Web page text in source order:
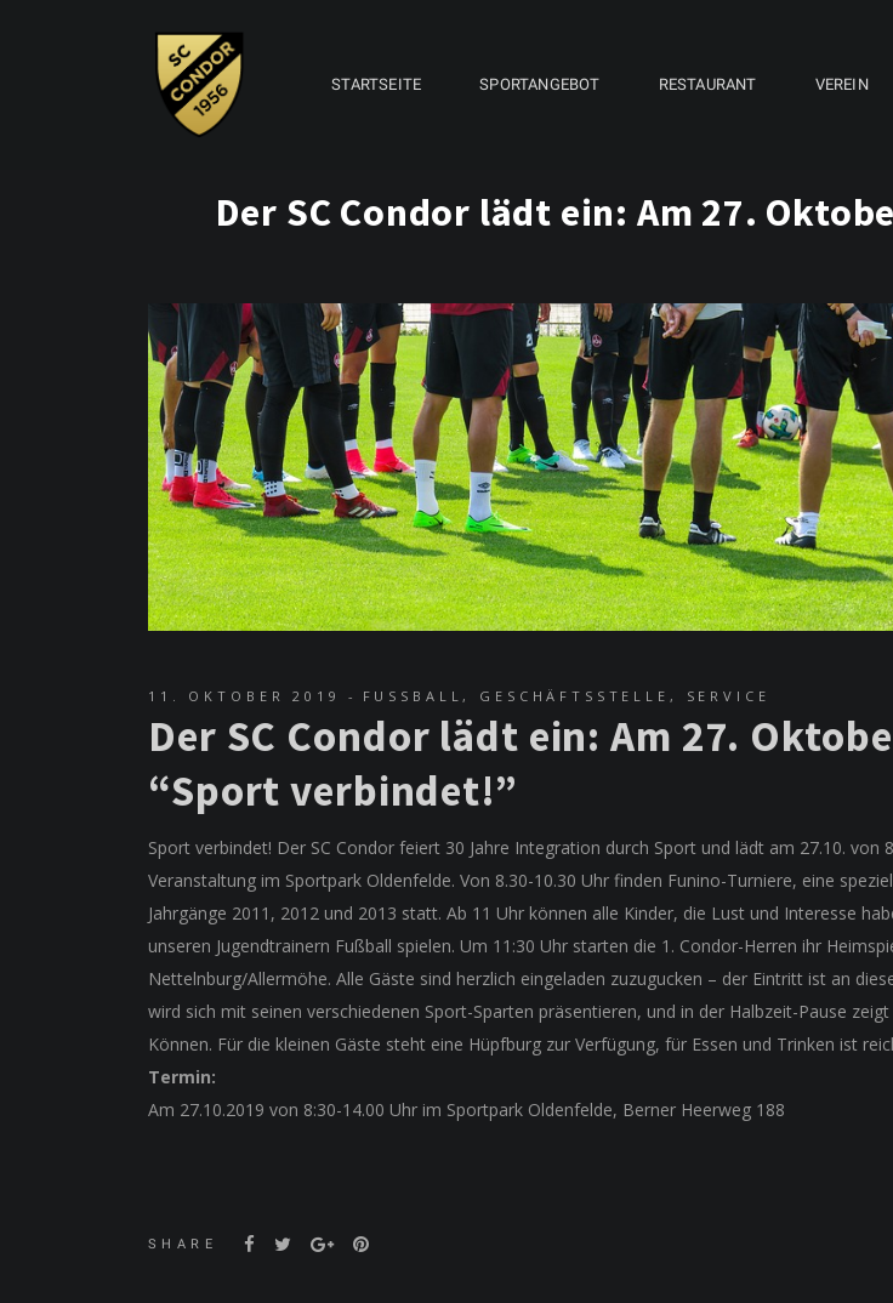
STARTSEITE SPORTANGEBOT RESTAURANT VEREIN
Der SC Condor lädt ein: Am 27.
11. OKTOBER 2019 FUSSBALL , GESCHÄFTSSTELLE , SERVICE
Der SC Condor lädt ein: Am 27.
“Sport verbindet!”
Sport verbindet! Der SC Condor feiert 30 Jahre Integration durch Sport und lädt am 27.10. von
Veranstaltung im Sportpark Oldenfelde. Von 8.30-10.30 Uhr finden Funino-Turniere, eine
Jahrgänge 2011, 2012 und 2013 statt. Ab 11 Uhr können alle Kinder, die Lust und Interesse
unseren Jugendtrainern Fußball spielen. Um 11:30 Uhr starten die 1. Condor-Herren ihr
Nettelnburg/Allermöhe. Alle Gäste sind herzlich eingeladen zuzugucken – der Eintritt ist an
wird sich mit seinen verschiedenen Sport-Sparten präsentieren, und in der Halbzeit-Pause
Können. Für die kleinen Gäste steht eine Hüpfburg zur Verfügung, für Essen und Trinken ist
Termin:
Am 27.10.2019 von 8:30-14.00 Uhr im Sportpark Oldenfelde, Berner Heerweg 188
SHARE